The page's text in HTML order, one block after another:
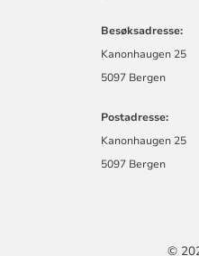
Besøksadresse:
Kanonhaugen 25
5097 Bergen
Postadresse:
Kanonhaugen 25
5097 Bergen
©